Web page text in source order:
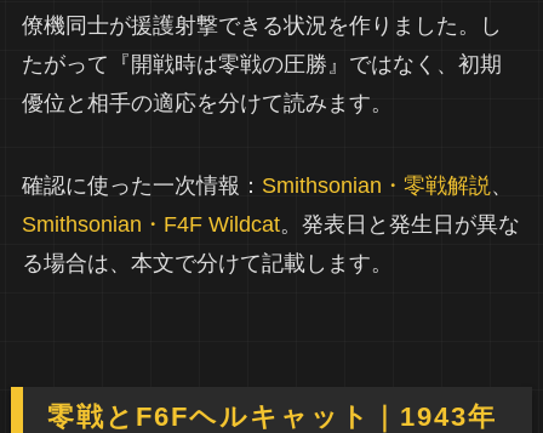
僚機同士が援護射撃できる状況を作りました。し
たがって『開戦時は零戦の圧勝』ではなく、初期
優位と相手の適応を分けて読みます。
確認に使った一次情報： Smithsonian・零戦解説 、
Smithsonian・F4F Wildcat。発表日と発生日が異な
る場合は、本文で分けて記載します。
零戦とF6Fヘルキャット｜1943年